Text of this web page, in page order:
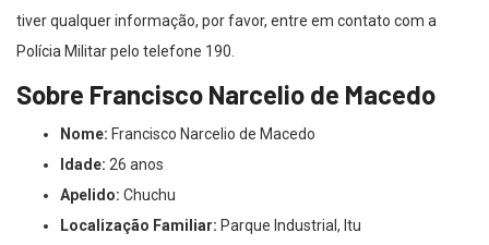
tiver qualquer informação, por favor, entre em contato com a
Polícia Militar pelo telefone 190.
Sobre Francisco Narcelio de Macedo
Nome: Francisco Narcelio de Macedo
Idade: 26 anos
Apelido: Chuchu
Localização Familiar: Parque Industrial, Itu